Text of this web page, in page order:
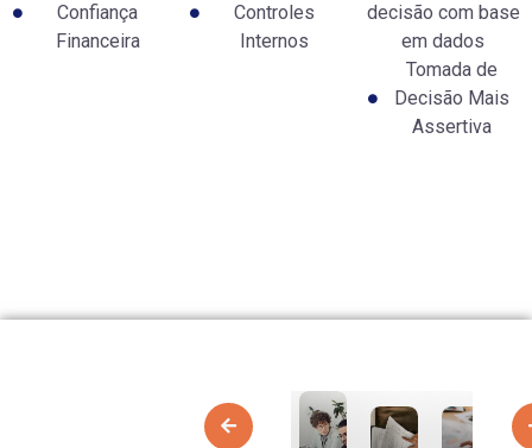
Confiança
Financeira
Controles
Internos
decisão com base
em dados
Tomada de
Decisão Mais
Assertiva